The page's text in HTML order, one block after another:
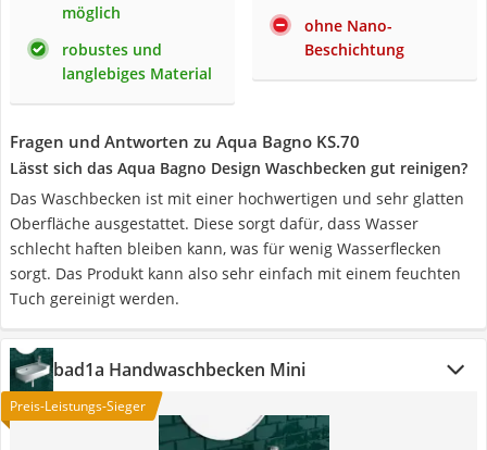
möglich
robustes und
langlebiges Material
ohne Nano-
Beschichtung
Fragen und Antworten zu Aqua Bagno KS.70
Lässt sich das Aqua Bagno Design Waschbecken gut reinigen?
Das Waschbecken ist mit einer hochwertigen und sehr glatten
Oberfläche ausgestattet. Diese sorgt dafür, dass Wasser
schlecht haften bleiben kann, was für wenig Wasserflecken
sorgt. Das Produkt kann also sehr einfach mit einem feuchten
Tuch gereinigt werden.
bad1a Handwaschbecken Mini
Preis-Leistungs-Sieger